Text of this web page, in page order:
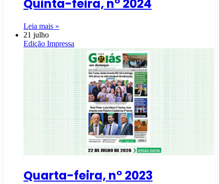
Quinta-feira, n° 2024
Leia mais »
21 julho
Edição Impressa
Quarta-feira, n° 2023